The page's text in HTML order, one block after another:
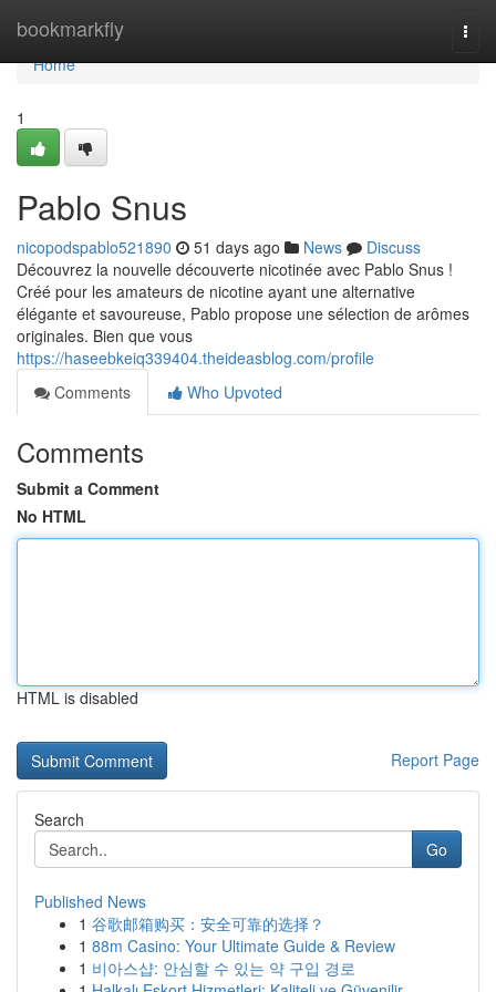
bookmarkfly
Home
Home
1
Pablo Snus
nicopodspablo521890 51 days ago News
Discuss
Découvrez la nouvelle découverte nicotinée avec Pablo Snus !
Créé pour les amateurs de nicotine ayant une alternative
élégante et savoureuse, Pablo propose une sélection de arômes
originales. Bien que vous
https://haseebkeiq339404.theideasblog.com/profile
Comments
Who Upvoted
Comments
Submit a Comment
No HTML
HTML is disabled
Report Page
Search
Go
Published News
1 谷歌邮箱购买：安全可靠的选择？
1 88m Casino: Your Ultimate Guide & Review
1 비아스샵: 안심할 수 있는 약 구입 경로